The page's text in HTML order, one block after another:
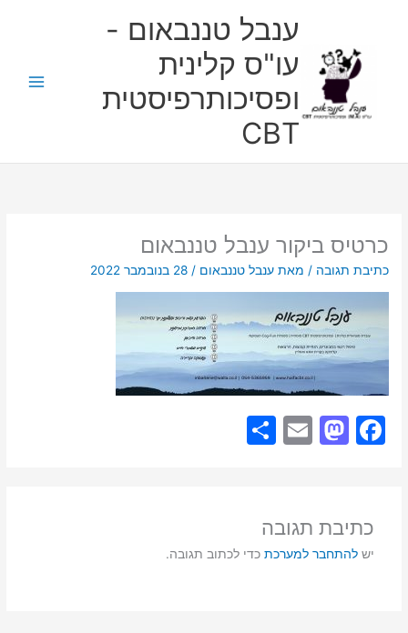
ענבל טננבאום -
עו"ס קלינית
ופסיכותרפיסטית
CBT
כרטיס ביקור ענבל טננבאום
כתיבת תגובה / מאתענבל טננבאום/28 בנובמבר 2022
F
e
b
M
o
d
E
l
כתיבת תגובה
יש להתחבר למערכתכדי לכתוב תגובה.